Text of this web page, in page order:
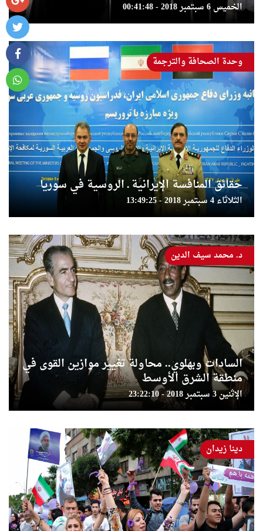
الخميس 6 سبتمبر 2018 - 00:41:48
حقائق المنافسة الإيرانية ـ الروسية في سوريا
الثلاثاء 4 سبتمبر 2018 - 13:49:25
وحدة الصحافة والترجمة
السادات وبهلوي.. محاولة تغيير موازين القوى في
منطقة الشرق الأوسط
الإثنين 3 سبتمبر 2018 - 23:22:10
د. محمد سيف الدين
دينا زيدان